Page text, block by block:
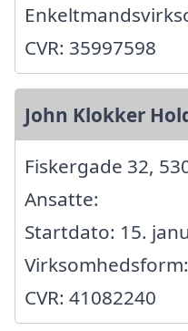
CVR: 35997598
John Klokker
Fiskergade 32,
Ansatte:
Startdato: 15.
CVR: 41082240